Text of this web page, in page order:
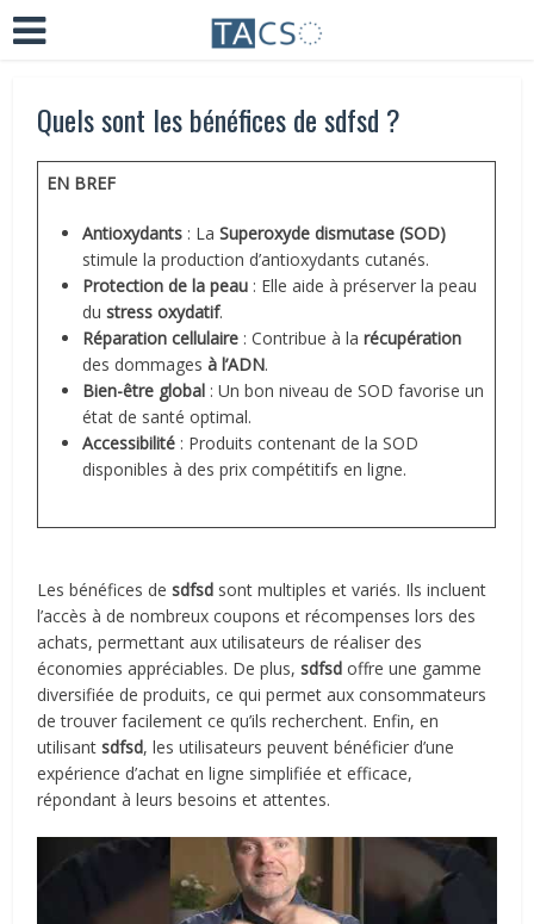
Quels sont les bénéfices de sdfsd ?
EN BREF
Antioxydants : LaSuperoxyde dismutase (SOD)
stimule la production d’antioxydants cutanés.
Protection de la peau : Elle aide à préserver la peau
dustress oxydatif.
Réparation cellulaire : Contribue à larécupération
des dommagesà l’ADN.
Bien-être global : Un bon niveau de SOD favorise un
état de santé optimal.
Accessibilité : Produits contenant de la SOD
disponibles à des prix compétitifs en ligne.
Les bénéfices desdfsd sont multiples et variés. Ils incluent
l’accès à de nombreux coupons et récompenses lors des
achats, permettant aux utilisateurs de réaliser des
économies appréciables. De plus,sdfsd offre une gamme
diversifiée de produits, ce qui permet aux consommateurs
de trouver facilement ce qu’ils recherchent. Enfin, en
utilisantsdfsd, les utilisateurs peuvent bénéficier d’une
expérience d’achat en ligne simplifiée et efficace,
répondant à leurs besoins et attentes.